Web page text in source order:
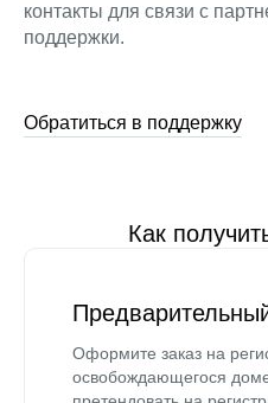
контакты для связи с
поддержки.
Обратиться в поддержку
Как
Оформите заказ на
освобождающегося